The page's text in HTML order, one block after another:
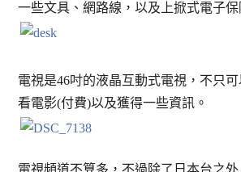
一些文具、網路線，以及上掀式電子保
電視是46吋的液晶互動式電視，不只
看電影(付費)以及獲得一些資訊。